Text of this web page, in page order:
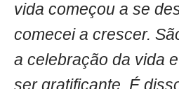
vida começou a se
comecei a crescer.
a celebração da vida
ser gratificante. É